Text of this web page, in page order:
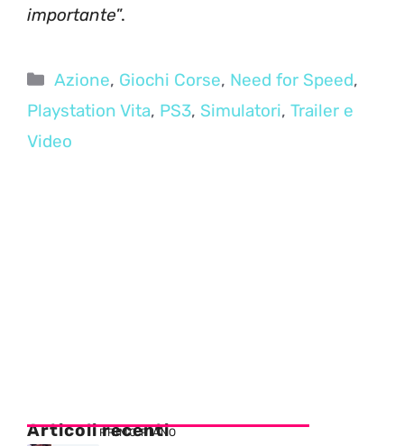
importante”.
Categorie
Azione, Giochi Corse, Need for Speed,
Playstation Vita, PS3, Simulatori, Trailer e
Video
Articoli recenti
PRIMO PIANO